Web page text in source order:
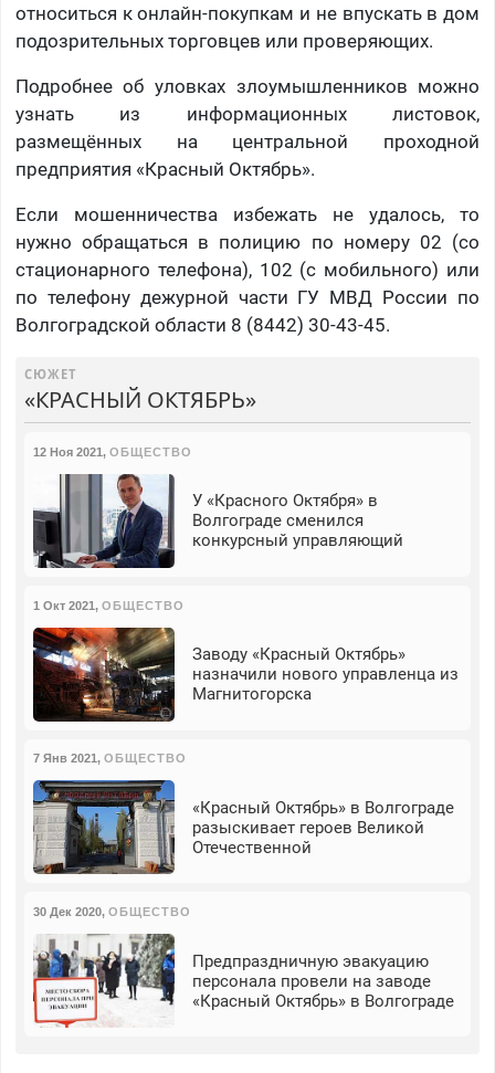
относиться к онлайн-покупкам и не впускать в дом
подозрительных торговцев или проверяющих.
Подробнее об уловках злоумышленников можно
узнать из информационных листовок,
размещённых на центральной проходной
предприятия «Красный Октябрь».
Если мошенничества избежать не удалось, то
нужно обращаться в полицию по номеру 02 (со
стационарного телефона), 102 (с мобильного) или
по телефону дежурной части ГУ МВД России по
Волгоградской области 8 (8442) 30-43-45.
СЮЖЕТ
«КРАСНЫЙ ОКТЯБРЬ»
12 Ноя 2021, ОБЩЕСТВО
У «Красного Октября» в
Волгограде сменился
конкурсный управляющий
1 Окт 2021, ОБЩЕСТВО
Заводу «Красный Октябрь»
назначили нового управленца из
Магнитогорска
7 Янв 2021, ОБЩЕСТВО
«Красный Октябрь» в Волгограде
разыскивает героев Великой
Отечественной
30 Дек 2020, ОБЩЕСТВО
Предпраздничную эвакуацию
персонала провели на заводе
«Красный Октябрь» в Волгограде